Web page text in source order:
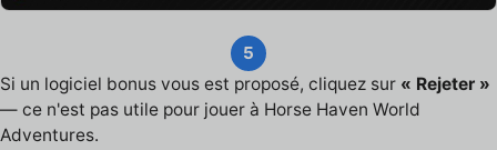
5
Si un logiciel bonus vous est proposé, cliquez sur « Rejeter »
— ce n'est pas utile pour jouer à Horse Haven World
Adventures.